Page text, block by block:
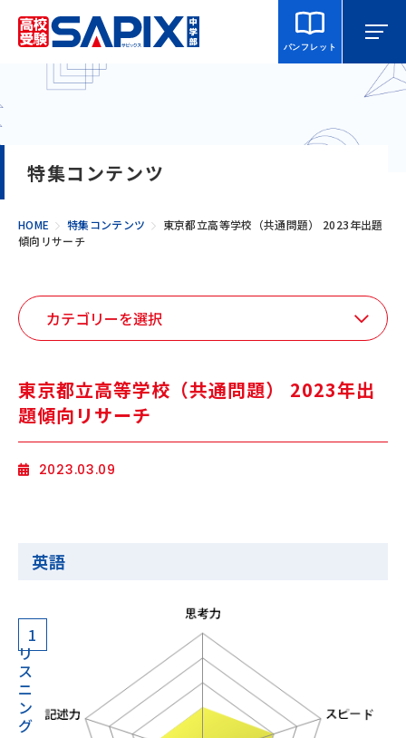
パンフレット
入室をご検討の方へ
合格・進学実績
海外生・帰国生
企業情報
プライバシーポリシー
SAPIX中学部公式SNS
特集コンテンツ
HOME 特集コンテンツ
東京都立高等学校（共通問題） 2023年出題
傾向リサーチ
東京都立高等学校（共通問題） 2023年出
題傾向リサーチ
2023.03.09
英語
1
リ
ス
ニ
ン
グ